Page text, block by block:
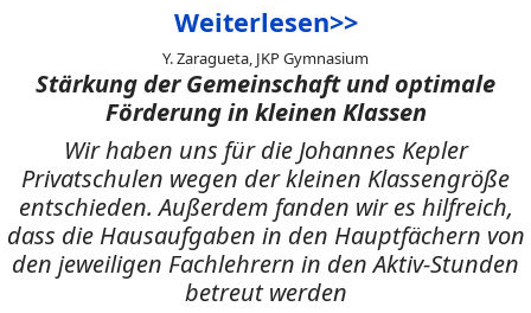
Weiterlesen>>
Y. Zaragueta, JKP Gymnasium
Stärkung der Gemeinschaft und optimale
Förderung in kleinen Klassen
Wir haben uns für die Johannes Kepler
Privatschulen wegen der kleinen Klassengröße
entschieden. Außerdem fanden wir es hilfreich,
dass die Hausaufgaben in den Hauptfächern von
den jeweiligen Fachlehrern in den Aktiv-Stunden
betreut werden